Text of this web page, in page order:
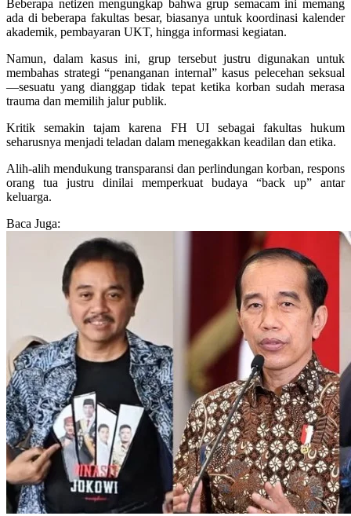
Beberapa netizen mengungkap bahwa grup semacam ini memang
ada di beberapa fakultas besar, biasanya untuk koordinasi kalender
akademik, pembayaran UKT, hingga informasi kegiatan.
Namun, dalam kasus ini, grup tersebut justru digunakan untuk
membahas strategi “penanganan internal” kasus pelecehan seksual
—sesuatu yang dianggap tidak tepat ketika korban sudah merasa
trauma dan memilih jalur publik.
Kritik semakin tajam karena FH UI sebagai fakultas hukum
seharusnya menjadi teladan dalam menegakkan keadilan dan etika.
Alih-alih mendukung transparansi dan perlindungan korban, respons
orang tua justru dinilai memperkuat budaya “back up” antar
keluarga.
Baca Juga: